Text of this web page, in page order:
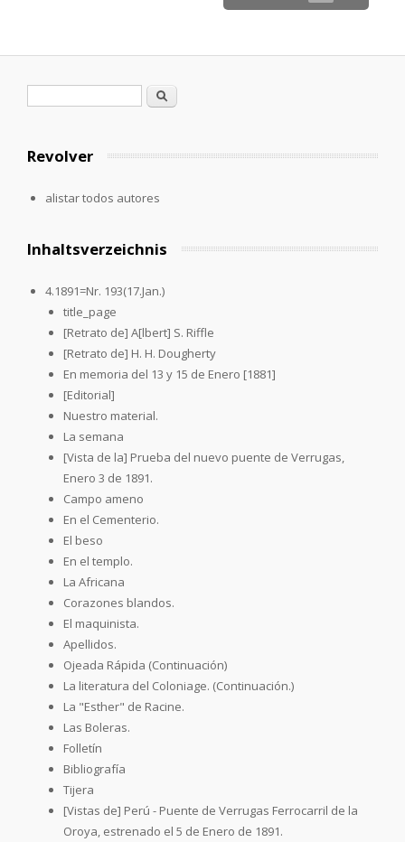
Formulario de búsqueda
Buscar
Revolver
alistar todos autores
Inhaltsverzeichnis
4.1891=Nr. 193(17.Jan.)
title_page
[Retrato de] A[lbert] S. Riffle
[Retrato de] H. H. Dougherty
En memoria del 13 y 15 de Enero [1881]
[Editorial]
Nuestro material.
La semana
[Vista de la] Prueba del nuevo puente de Verrugas,
Enero 3 de 1891.
Campo ameno
En el Cementerio.
El beso
En el templo.
La Africana
Corazones blandos.
El maquinista.
Apellidos.
Ojeada Rápida (Continuación)
La literatura del Coloniage. (Continuación.)
La "Esther" de Racine.
Las Boleras.
Folletín
Bibliografía
Tijera
[Vistas de] Perú - Puente de Verrugas Ferrocarril de la
Oroya, estrenado el 5 de Enero de 1891.